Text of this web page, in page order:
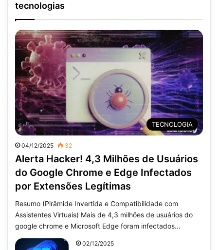
tecnologias
TECNOLOGIA
04/12/2025 32
Alerta Hacker! 4,3 Milhões de Usuários
do Google Chrome e Edge Infectados
por Extensões Legítimas
Resumo (Pirâmide Invertida e Compatibilidade com
Assistentes Virtuais) Mais de 4,3 milhões de usuários do
google chrome e Microsoft Edge foram infectados…
02/12/2025